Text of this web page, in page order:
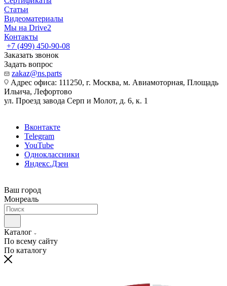
Статьи
Видеоматериалы
Мы на Drive2
Контакты
+7 (499) 450-90-08
Заказать звонок
Задать вопрос
zakaz@ns.parts
Адрес офиса: 111250, г. Москва, м. Авиамоторная, Площадь
Ильича, Лефортово
ул. Проезд завода Серп и Молот, д. 6, к. 1
Вконтакте
Telegram
YouTube
Одноклассники
Яндекс.Дзен
Ваш город
Монреаль
Каталог
По всему сайту
По каталогу